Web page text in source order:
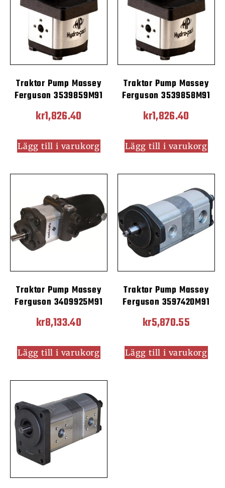
Traktor Pump Massey
Ferguson 3539859M91
kr1,826.40
Lägg till i varukorg
Traktor Pump Massey
Ferguson 3539858M91
kr1,826.40
Lägg till i varukorg
Traktor Pump Massey
Ferguson 3409925M91
kr8,133.40
Lägg till i varukorg
Traktor Pump Massey
Ferguson 3597420M91
kr5,870.55
Lägg till i varukorg